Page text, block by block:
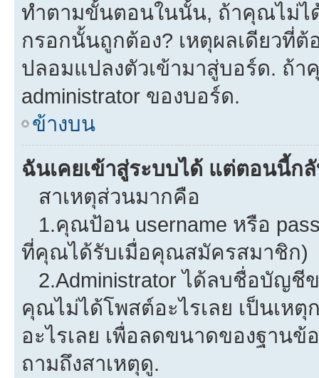
ทำตามขั้นตอนในนั้น, ถ้าคุณไม่ไ
กรอกนั้นถูกต้อง? เหตุผลเดียวที่
ปลอมแปลงตัวเข้ามาสู่บอร์ด. ถ้
administrator ของบอร์ด.
ข้างบน
ฉันเคยเข้าสู่ระบบได้ แต่ตอนนี้ก
สาเหตุส่วนมากคือ
1.คุณป้อน username หรือ
ที่คุณได้รับเมื่อคุณสมัครสมาชิก)
2.Administrator ได้ลบชื่อบัญชี
คุณไม่ได้โพสต์อะไรเลย เป็นเห
อะไรเลย เพื่อลดขนาดของฐาน
ถามถึงสาเหตุดู.